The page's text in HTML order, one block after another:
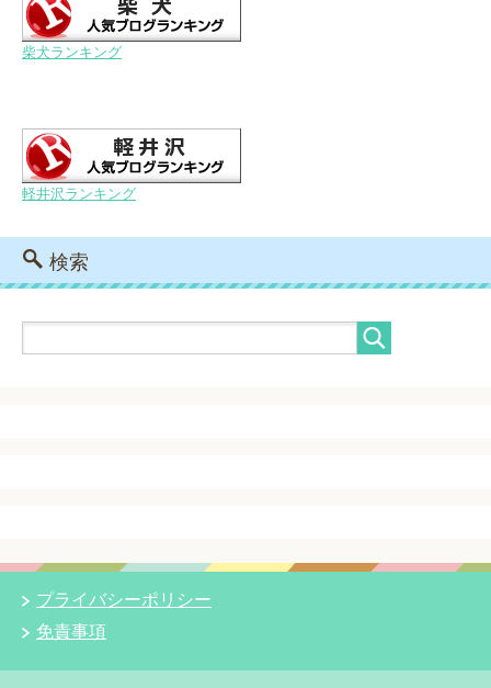
柴犬ランキング
軽井沢ランキング
検索
プライバシーポリシー
免責事項